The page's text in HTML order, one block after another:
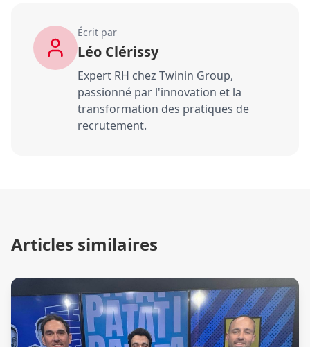
Écrit par
Léo Clérissy
Expert RH chez Twinin Group,
passionné par l'innovation et la
transformation des pratiques de
recrutement.
Articles similaires